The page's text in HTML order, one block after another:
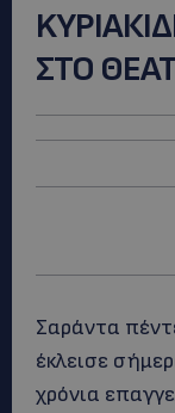
ΣΤΟ
Σαράντα
έκλεισε
χρόνια